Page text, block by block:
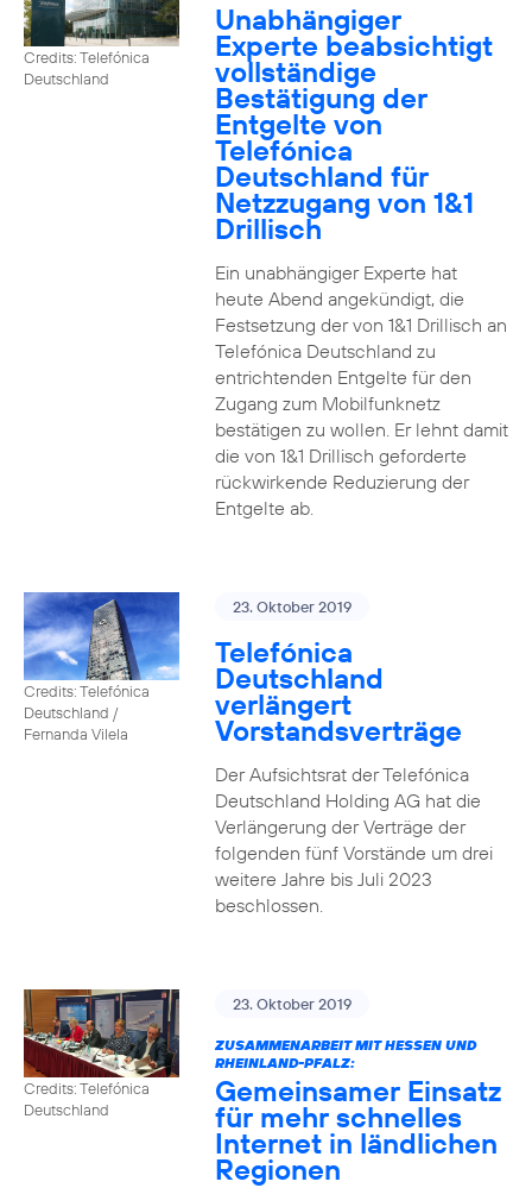
Credits: Telefónica
Deutschland
Unabhängiger
Experte beabsichtigt
vollständige
Bestätigung der
Entgelte von
Telefónica
Deutschland für
Netzzugang von 1&1
Drillisch
Ein unabhängiger Experte hat
heute Abend angekündigt, die
Festsetzung der von 1&1 Drillisch an
Telefónica Deutschland zu
entrichtenden Entgelte für den
Zugang zum Mobilfunknetz
bestätigen zu wollen. Er lehnt damit
die von 1&1 Drillisch geforderte
rückwirkende Reduzierung der
Entgelte ab.
Credits: Telefónica
Deutschland /
Fernanda Vilela
23. Oktober 2019
Telefónica
Deutschland
verlängert
Vorstandsverträge
Der Aufsichtsrat der Telefónica
Deutschland Holding AG hat die
Verlängerung der Verträge der
folgenden fünf Vorstände um drei
weitere Jahre bis Juli 2023
beschlossen.
Credits: Telefónica
Deutschland
23. Oktober 2019
ZUSAMMENARBEIT MIT HESSEN UND
RHEINLAND-PFALZ:
Gemeinsamer Einsatz
für mehr schnelles
Internet in ländlichen
Regionen